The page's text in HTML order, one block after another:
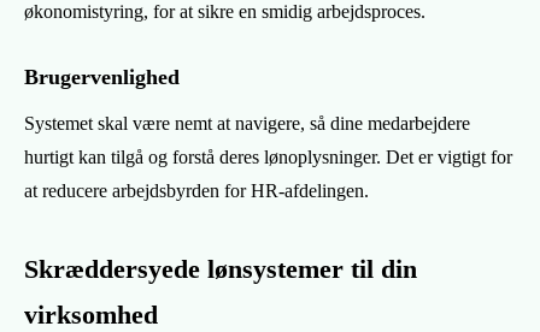
økonomistyring, for at sikre en smidig arbejdsproces.
Brugervenlighed
Systemet skal være nemt at navigere, så dine medarbejdere
hurtigt kan tilgå og forstå deres lønoplysninger. Det er vigtigt for
at reducere arbejdsbyrden for HR-afdelingen.
Skræddersyede lønsystemer til din
virksomhed